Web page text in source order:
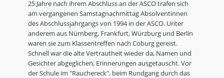
25 Jahre nach ihrem Abschluss an der ASCO trafen sich
am vergangenen Samstagnachmittag Absolventinnen
des Abschlussjahrgangs von 1994 in der ASCO. Unter
anderem aus Nürnberg, Frankfurt, Würzburg und Berlin
waren sie zum Klassentreffen nach Coburg gereist.
Schnell war die alte Vertrautheit wieder da, Namen und
Gesichter abgeglichen, Erinnerungen ausgetauscht. Vor
der Schule im "Rauchereck", beim Rundgang durch das